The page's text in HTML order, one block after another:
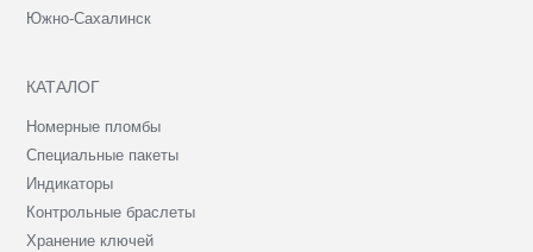
Южно-Сахалинск
КАТАЛОГ
Номерные пломбы
Специальные пакеты
Индикаторы
Контрольные браслеты
Хранение ключей